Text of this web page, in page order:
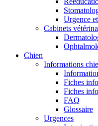
Urgence
Cabinets
Chien
Informations
Fiches
Fiches
FAQ
Glossaire
Urgences